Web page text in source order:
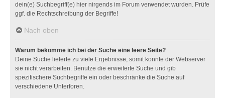
dein(e) Suchbegriff(e) hier nirgends im Forum verwendet wurden. Prüfe
ggf. die Rechtschreibung der Begriffe!
Nach oben
Warum bekomme ich bei der Suche eine leere Seite?
Deine Suche lieferte zu viele Ergebnisse, somit konnte der Webserver
sie nicht verarbeiten. Benutze die erweiterte Suche und gib
spezifischere Suchbegriffe ein oder beschränke die Suche auf
verschiedene Unterforen.